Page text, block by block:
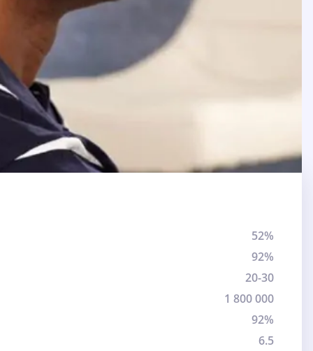
52%
92%
20-30
1 800 000
92%
6.5